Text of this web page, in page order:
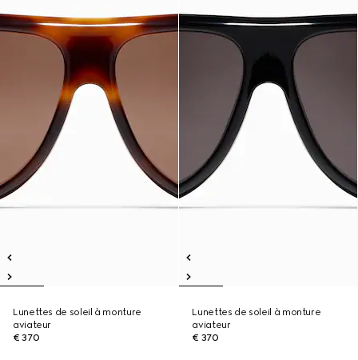
Lunettes de soleil à monture
aviateur
€ 370
Lunettes de soleil à monture
aviateur
€ 370